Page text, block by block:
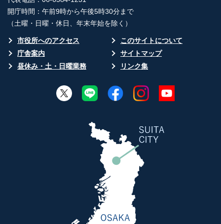
開庁時間：午前9時から午後5時30分まで
（土曜・日曜・休日、年末年始を除く）
市役所へのアクセス
このサイトについて
庁舎案内
サイトマップ
昼休み・土・日曜業務
リンク集